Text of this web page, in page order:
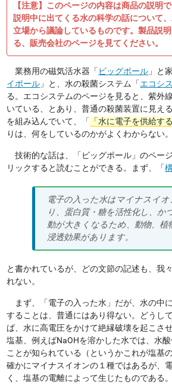
【注意】このページの内容は商品の説明
説明中に出てくる水の科学の話について
立場から議論しているものです。製品説
る、販売会社のページを見てください。
業務用の磁気活水器「 ビッグポール 」と
イポール 」と、水の殺菌システム「エコシ
る。エコシステムのページを見ると、紫外
いている、とあり、普通の殺菌装置に見え
を組み込んでいて、「
水に電子を供給する
りは、何をしているのかがよくわからない。
技術的な話は、「ビッグポール」のペー
リックすると読むことができる。まず、「
電子の入った水はマイナスイ
り、蛋白質・糖を活性化し、か
動が大きくなるため、動物、植
浸透効果があります。
と書かれているが、どの文節の記述も、我
れない。
まず、「電子の入った水」だが、水の中
することは、普通にはあり得ない。どうし
ば、水に高電圧をかけて絶縁破壊を起こさ
塩基、例えばNaOHを溶かした水では、水
ことが知られている（というかこれが塩基
確かにマイナスイオンの１種ではあるが、
く、塩基の電離によって生じたものである